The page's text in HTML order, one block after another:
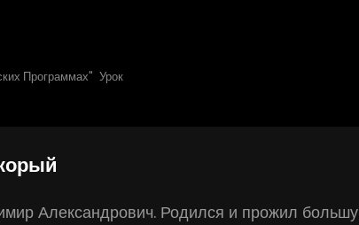
Программах" Урок
Александрович. Родился и прожил